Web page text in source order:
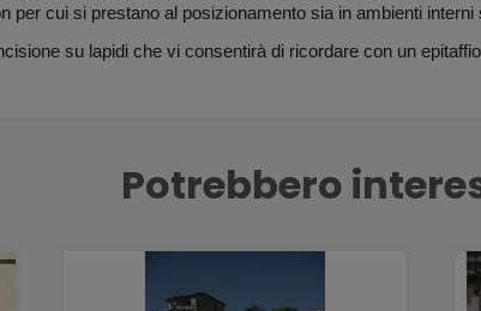
per cui si prestano al posizionamento sia in ambienti interni
su lapidi che vi consentirà di ricordare con un
Potrebbero